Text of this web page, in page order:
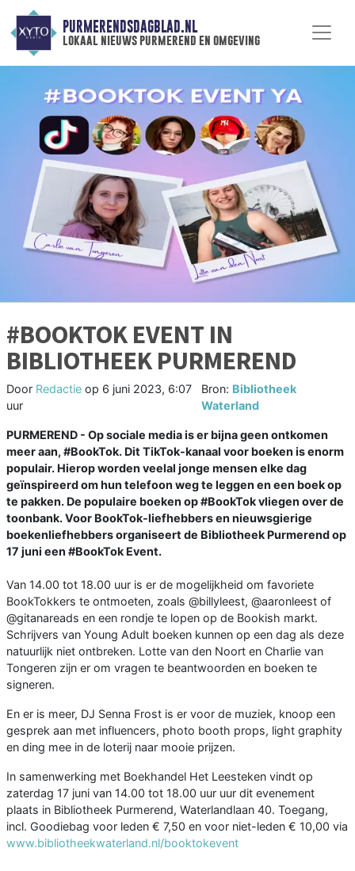
PURMERENDSDAGBLAD.NL
lokaal nieuws purmerend en omgeving
#BOOKTOK EVENT IN
BIBLIOTHEEK PURMEREND
Door Redactie op 6 juni 2023, 6:07
uur
Bron: Bibliotheek
Waterland
PURMEREND - Op sociale media is er bijna geen ontkomen
meer aan, #BookTok. Dit TikTok-kanaal voor boeken is enorm
populair. Hierop worden veelal jonge mensen elke dag
geïnspireerd om hun telefoon weg te leggen en een boek op
te pakken. De populaire boeken op #BookTok vliegen over de
toonbank. Voor BookTok-liefhebbers en nieuwsgierige
boekenliefhebbers organiseert de Bibliotheek Purmerend op
17 juni een #BookTok Event.
Van 14.00 tot 18.00 uur is er de mogelijkheid om favoriete
BookTokkers te ontmoeten, zoals @billyleest, @aaronleest of
@gitanareads en een rondje te lopen op de Bookish markt.
Schrijvers van Young Adult boeken kunnen op een dag als deze
natuurlijk niet ontbreken. Lotte van den Noort en Charlie van
Tongeren zijn er om vragen te beantwoorden en boeken te
signeren.
En er is meer, DJ Senna Frost is er voor de muziek, knoop een
gesprek aan met influencers, photo booth props, light graphity
en ding mee in de loterij naar mooie prijzen.
In samenwerking met Boekhandel Het Leesteken vindt op
zaterdag 17 juni van 14.00 tot 18.00 uur uur dit evenement
plaats in Bibliotheek Purmerend, Waterlandlaan 40. Toegang,
incl. Goodiebag voor leden € 7,50 en voor niet-leden € 10,00 via
www.bibliotheekwaterland.nl/booktokevent